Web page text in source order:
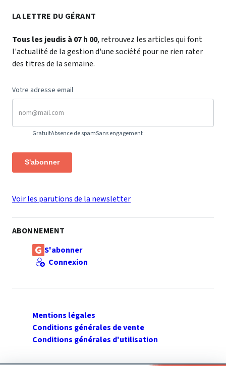
LA LETTRE DU GÉRANT
Tous les jeudis à 07 h 00, retrouvez les articles qui font
l'actualité de la gestion d'une société pour ne rien rater
des titres de la semaine.
Votre adresse email
GratuitAbsence de spamSans engagement
S'abonner
Voir les parutions de la newsletter
ABONNEMENT
S'abonner
Connexion
Mentions légales
Conditions générales de vente
Conditions générales d'utilisation